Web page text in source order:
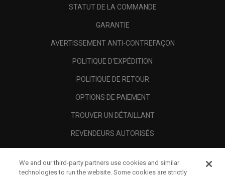
STATUT DE LA COMMANDE
GARANTIE
AVERTISSEMENT ANTI-CONTREFAÇON
POLITIQUE D'EXPÉDITION
POLITIQUE DE RETOUR
OPTIONS DE PAIEMENT
TROUVER UN DÉTAILLANT
REVENDEURS AUTORISÉS
A PROPOS
We and our third-party partners use cookies and similar
technologies to run the website. Some cookies are strictly